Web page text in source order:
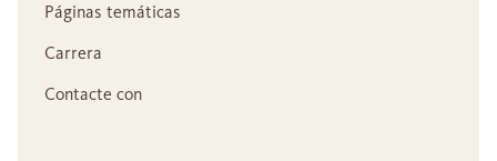
Páginas temáticas
Carrera
Contacte con